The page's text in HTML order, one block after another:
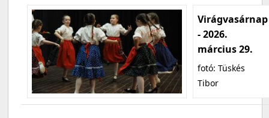
Virágvasárnap
- 2026.
március 29.
fotó: Tüskés
Tibor